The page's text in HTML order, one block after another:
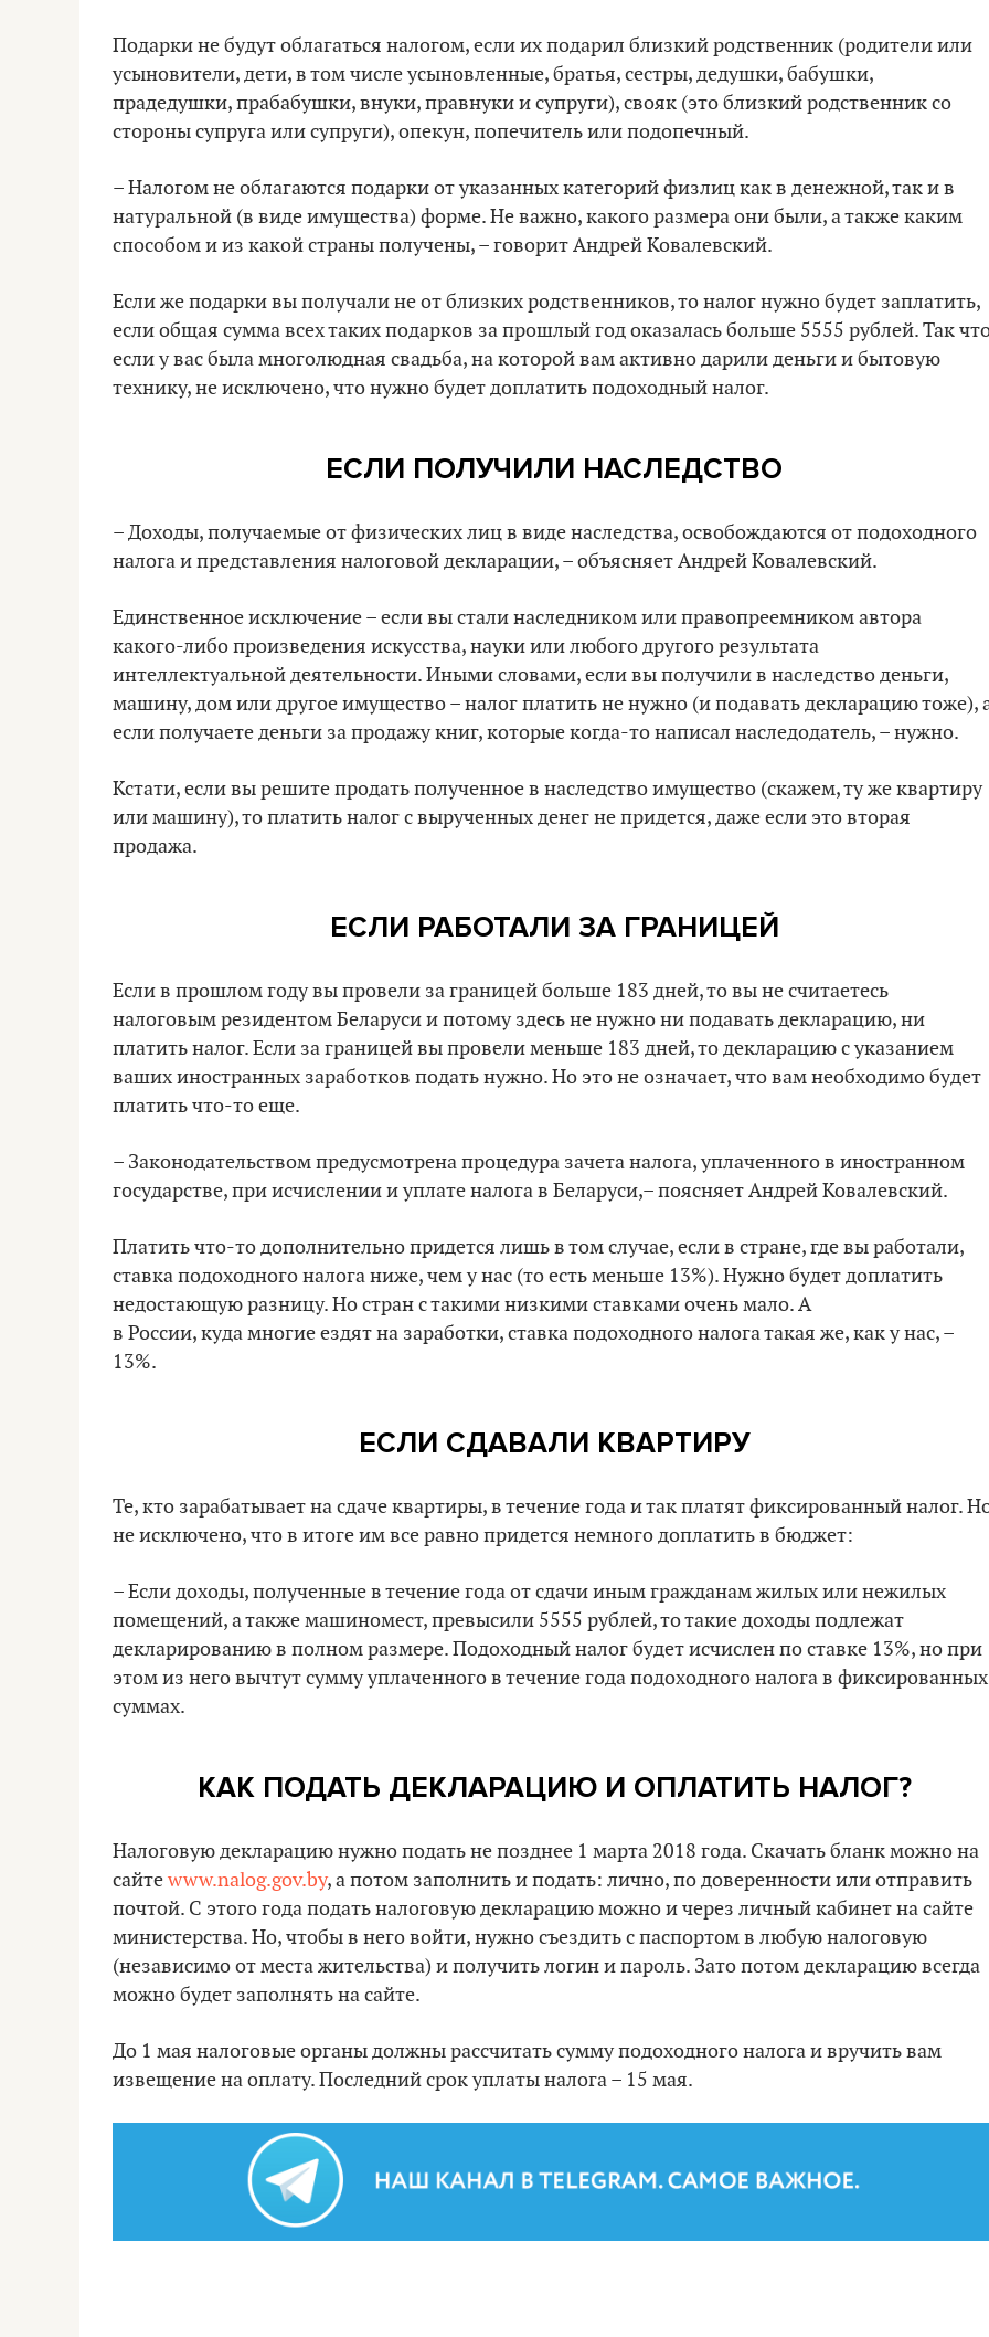
Подарки не будут облагаться налогом, если их подарил близкий родственник (родители или
усыновители, дети, в том числе усыновленные, братья, сестры, дедушки, бабушки,
прадедушки, прабабушки, внуки, правнуки и супруги), свояк (это близкий родственник со
стороны супруга или супруги), опекун, попечитель или подопечный.
– Налогом не облагаются подарки от указанных категорий физлиц как в денежной, так и в
натуральной (в виде имущества) форме. Не важно, какого размера они были, а также каким
способом и из какой страны получены, – говорит Андрей Ковалевский.
Если же подарки вы получали не от близких родственников, то налог нужно будет заплатить,
если общая сумма всех таких подарков за прошлый год оказалась больше 5555 рублей. Так
если у вас была многолюдная свадьба, на которой вам активно дарили деньги и бытовую
технику, не исключено, что нужно будет доплатить подоходный налог.
ЕСЛИ ПОЛУЧИЛИ НАСЛЕДСТВО
– Доходы, получаемые от физических лиц в виде наследства, освобождаются от подоходного
налога и представления налоговой декларации, – объясняет Андрей Ковалевский.
Единственное исключение – если вы стали наследником или правопреемником автора
какого-либо произведения искусства, науки или любого другого результата
интеллектуальной деятельности. Иными словами, если вы получили в наследство деньги,
машину, дом или другое имущество – налог платить не нужно (и подавать декларацию тоже),
если получаете деньги за продажу книг, которые когда-то написал наследодатель, – нужно.
Кстати, если вы решите продать полученное в наследство имущество (скажем, ту же квартиру
или машину), то платить налог с вырученных денег не придется, даже если это вторая
продажа.
ЕСЛИ РАБОТАЛИ ЗА ГРАНИЦЕЙ
Если в прошлом году вы провели за границей больше 183 дней, то вы не считаетесь
налоговым резидентом Беларуси и потому здесь не нужно ни подавать декларацию, ни
платить налог. Если за границей вы провели меньше 183 дней, то декларацию с указанием
ваших иностранных заработков подать нужно. Но это не означает, что вам необходимо будет
платить что-то еще.
– Законодательством предусмотрена процедура зачета налога, уплаченного в иностранном
государстве, при исчислении и уплате налога в Беларуси,– поясняет Андрей Ковалевский.
Платить что-то дополнительно придется лишь в том случае, если в стране, где вы работали,
ставка подоходного налога ниже, чем у нас (то есть меньше 13%). Нужно будет доплатить
недостающую разницу. Но стран с такими низкими ставками очень мало. А
в России, куда многие ездят на заработки, ставка подоходного налога такая же, как у нас, –
13%.
ЕСЛИ СДАВАЛИ КВАРТИРУ
Те, кто зарабатывает на сдаче квартиры, в течение года и так платят фиксированный налог.
не исключено, что в итоге им все равно придется немного доплатить в бюджет:
– Если доходы, полученные в течение года от сдачи иным гражданам жилых или нежилых
помещений, а также машиномест, превысили 5555 рублей, то такие доходы подлежат
декларированию в полном размере. Подоходный налог будет исчислен по ставке 13%, но при
этом из него вычтут сумму уплаченного в течение года подоходного налога в фиксированных
суммах.
КАК ПОДАТЬ ДЕКЛАРАЦИЮ И ОПЛАТИТЬ НАЛОГ?
Налоговую декларацию нужно подать не позднее 1 марта 2018 года. Скачать бланк можно на
сайтеwww.nalog.gov.by, а потом заполнить и подать: лично, по доверенности или отправить
почтой. С этого года подать налоговую декларацию можно и через личный кабинет на сайте
министерства. Но, чтобы в него войти, нужно съездить с паспортом в любую налоговую
(независимо от места жительства) и получить логин и пароль. Зато потом декларацию всегда
можно будет заполнять на сайте.
До 1 мая налоговые органы должны рассчитать сумму подоходного налога и вручить вам
извещение на оплату. Последний срок уплаты налога – 15 мая.